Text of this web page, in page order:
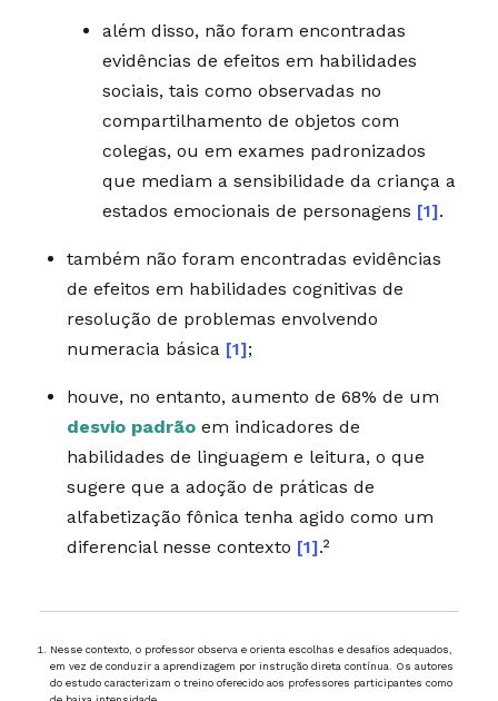
além disso, não foram encontradas
evidências de efeitos em habilidades
sociais, tais como observadas no
compartilhamento de objetos com
colegas, ou em exames padronizados
que mediam a sensibilidade da criança a
estados emocionais de personagens [1].
também não foram encontradas evidências
de efeitos em habilidades cognitivas de
resolução de problemas envolvendo
numeracia básica [1];
houve, no entanto, aumento de 68% de um
desvio padrãoem indicadores de
habilidades de linguagem e leitura, o que
sugere que a adoção de práticas de
alfabetização fônica tenha agido como um
diferencial nesse contexto [1].²
Nesse contexto, o professor observa e orienta escolhas e desafios adequados,
em vez de conduzir a aprendizagem por instrução direta contínua. Os autores
do estudo caracterizam o treino oferecido aos professores participantes como